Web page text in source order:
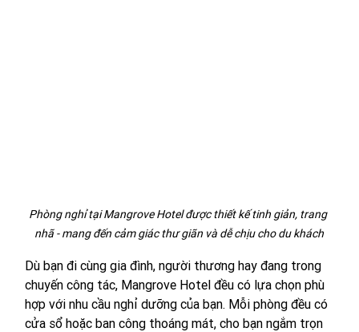
Phòng nghỉ tại Mangrove Hotel được thiết kế tinh giản, trang
nhã - mang đến cảm giác thư giãn và dễ chịu cho du khách
Dù bạn đi cùng gia đình, người thương hay đang trong
chuyến công tác, Mangrove Hotel đều có lựa chọn phù
hợp với nhu cầu nghỉ dưỡng của bạn. Mỗi phòng đều có
cửa sổ hoặc ban công thoáng mát, cho bạn ngắm trọn